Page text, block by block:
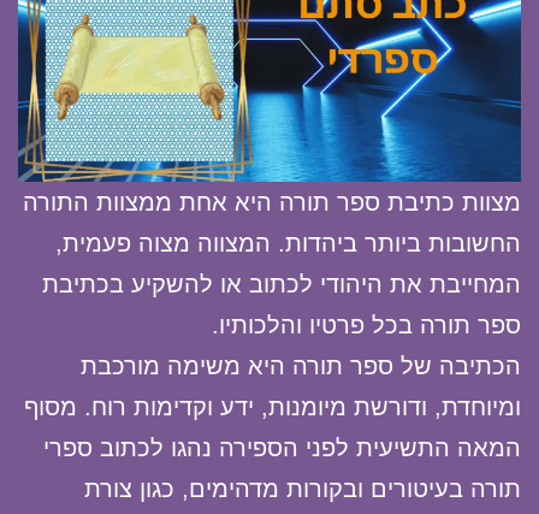
מצוות כתיבת ספר תורה היא אחת ממצוות התורה
החשובות ביותר ביהדות. המצווה מצוה פעמית,
המחייבת את היהודי לכתוב או להשקיע בכתיבת
ספר תורה בכל פרטיו והלכותיו.
הכתיבה של ספר תורה היא משימה מורכבת
ומיוחדת, ודורשת מיומנות, ידע וקדימות רוח. מסוף
המאה התשיעית לפני הספירה נהגו לכתוב ספרי
תורה בעיטורים ובקורות מדהימים, כגון צורת